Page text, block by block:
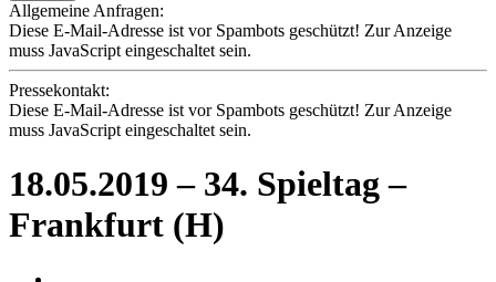
Allgemeine Anfragen:
Diese E-Mail-Adresse ist vor Spambots geschützt! Zur Anzeige
muss JavaScript eingeschaltet sein.
Pressekontakt:
Diese E-Mail-Adresse ist vor Spambots geschützt! Zur Anzeige
muss JavaScript eingeschaltet sein.
18.05.2019 – 34. Spieltag –
Frankfurt (H)